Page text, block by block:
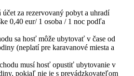
za rezervovaný pobyt a uhradí
0,40 eur/ 1 osoba / 1 noc podľa
sa hosť môže ubytovať v čase od
(neplatí pre karavanové miesta a
musí hosť opustiť ubytovanie v
pokiaľ nie je s prevádzkovateľom